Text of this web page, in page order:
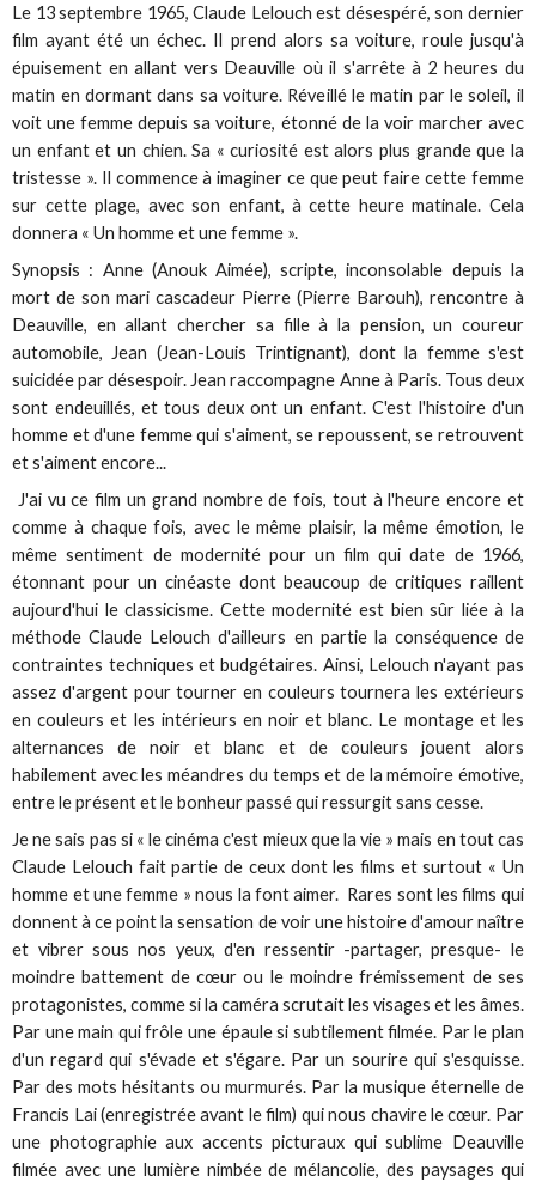
Le 13 septembre 1965, Claude Lelouch est désespéré, son dernier
film ayant été un échec. Il prend alors sa voiture, roule jusqu'à
épuisement en allant vers Deauville où il s'arrête à 2 heures du
matin en dormant dans sa voiture. Réveillé le matin par le soleil, il
voit une femme depuis sa voiture, étonné de la voir marcher avec
un enfant et un chien. Sa « curiosité est alors plus grande que la
tristesse ». Il commence à imaginer ce que peut faire cette femme
sur cette plage, avec son enfant, à cette heure matinale. Cela
donnera « Un homme et une femme ».
Synopsis : Anne (Anouk Aimée), scripte, inconsolable depuis la
mort de son mari cascadeur Pierre (Pierre Barouh), rencontre à
Deauville, en allant chercher sa fille à la pension, un coureur
automobile, Jean (Jean-Louis Trintignant), dont la femme s'est
suicidée par désespoir. Jean raccompagne Anne à Paris. Tous deux
sont endeuillés, et tous deux ont un enfant. C'est l'histoire d'un
homme et d'une femme qui s'aiment, se repoussent, se retrouvent
et s'aiment encore...
J'ai vu ce film un grand nombre de fois, tout à l'heure encore et
comme à chaque fois, avec le même plaisir, la même émotion, le
même sentiment de modernité pour un film qui date de 1966,
étonnant pour un cinéaste dont beaucoup de critiques raillent
aujourd'hui le classicisme. Cette modernité est bien sûr liée à la
méthode Claude Lelouch d'ailleurs en partie la conséquence de
contraintes techniques et budgétaires. Ainsi, Lelouch n'ayant pas
assez d'argent pour tourner en couleurs tournera les extérieurs
en couleurs et les intérieurs en noir et blanc. Le montage et les
alternances de noir et blanc et de couleurs jouent alors
habilement avec les méandres du temps et de la mémoire émotive,
entre le présent et le bonheur passé qui ressurgit sans cesse.
Je ne sais pas si « le cinéma c'est mieux que la vie » mais en tout cas
Claude Lelouch fait partie de ceux dont les films et surtout « Un
homme et une femme » nous la font aimer. Rares sont les films qui
donnent à ce point la sensation de voir une histoire d'amour naître
et vibrer sous nos yeux, d'en ressentir -partager, presque- le
moindre battement de cœur ou le moindre frémissement de ses
protagonistes, comme si la caméra scrutait les visages et les âmes.
Par une main qui frôle une épaule si subtilement filmée. Par le plan
d'un regard qui s'évade et s'égare. Par un sourire qui s'esquisse.
Par des mots hésitants ou murmurés. Par la musique éternelle de
Francis Lai (enregistrée avant le film) qui nous chavire le cœur. Par
une photographie aux accents picturaux qui sublime Deauville
filmée avec une lumière nimbée de mélancolie, des paysages qui